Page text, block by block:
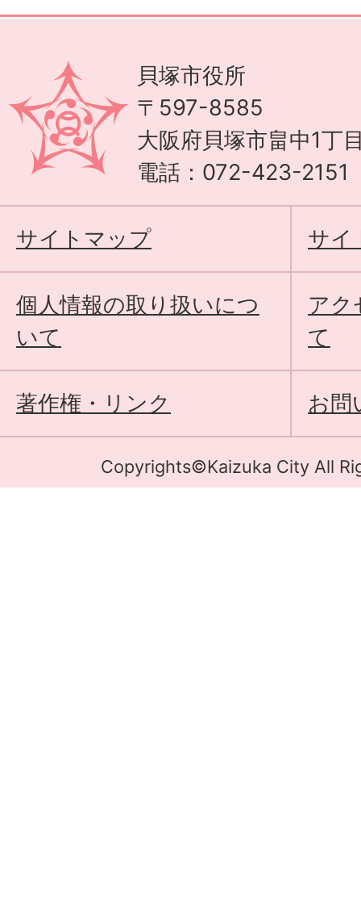
貝塚市役所
〒597-8585
大阪府貝塚市畠中1丁
電話：072-423-2151
サイトマップ サイ
個人情報の取り扱いにつ
いて
アク
て
著作権・リンク お問
Copyrights©Kaizuka City All